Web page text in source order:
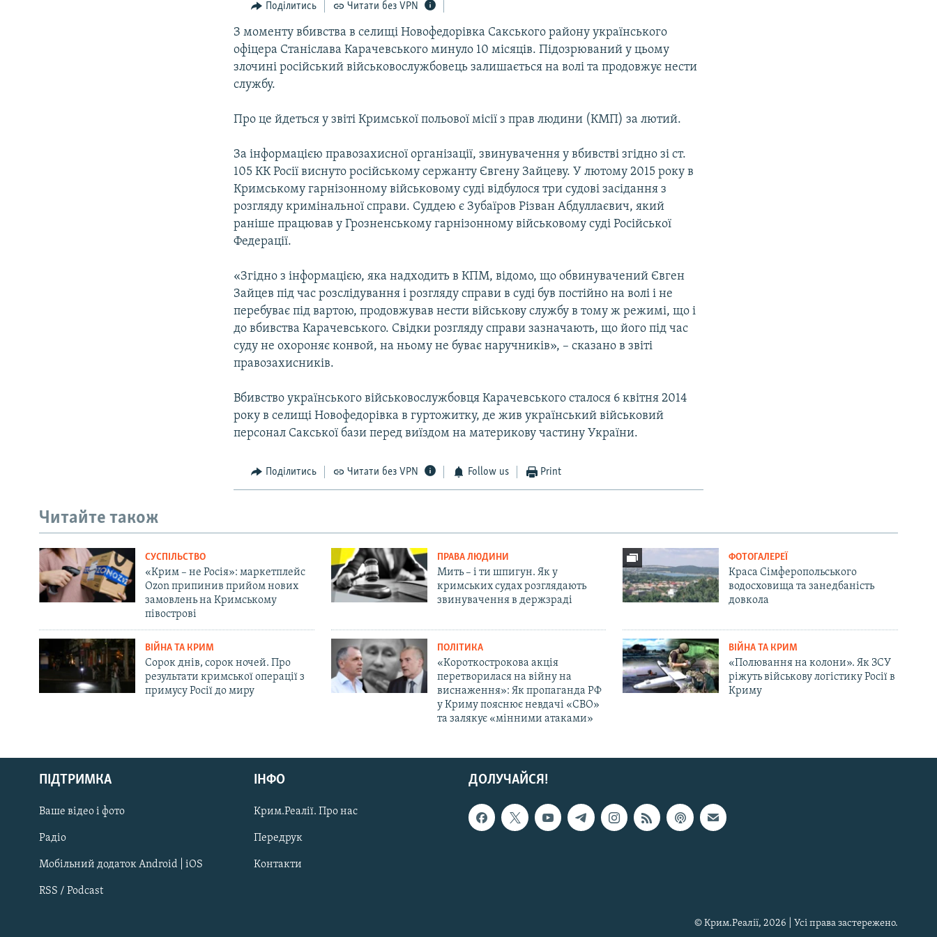
Русский
Qırımtatar
ДОЛУЧАЙСЯ!
Поділитись Читати без VPN
З моменту вбивства в селищі Новофедорівка Сакського району українського
офіцера Станіслава Карачевського минуло 10 місяців. Підозрюваний у цьому
злочині російський військовослужбовець залишається на волі та продовжує нести
службу.
Про це йдеться у звіті Кримської польової місії з прав людини (КМП) за лютий.
За інформацією правозахисної організації, звинувачення у вбивстві згідно зі ст.
105 КК Росії виснуто російському сержанту Євгену Зайцеву. У лютому 2015 року в
Кримському гарнізонному військовому суді відбулося три судові засідання з
розгляду кримінальної справи. Суддею є Зубаїров Різван Абдуллаєвич, який
раніше працював у Грозненському гарнізонному військовому суді Російської
Федерації.
«Згідно з інформацією, яка надходить в КПМ, відомо, що обвинувачений Євген
Зайцев під час розслідування і розгляду справи в суді був постійно на волі і не
перебуває під вартою, продовжував нести військову службу в тому ж режимі, що і
до вбивства Карачевського. Свідки розгляду справи зазначають, що його під час
суду не охороняє конвой, на ньому не буває наручників», – сказано в звіті
правозахисників.
Вбивство українського військовослужбовця Карачевського сталося 6 квітня 2014
року в селищі Новофедорівка в гуртожитку, де жив український військовий
персонал Сакської бази перед виїздом на материкову частину України.
Поділитись Читати без VPN Follow us Print
Читайте також
СУСПІЛЬСТВО
«Крим – не Росія»: маркетплейс
Ozon припинив прийом нових
замовлень на Кримському
півострові
ПРАВА ЛЮДИНИ
Мить – і ти шпигун. Як у
кримських судах розглядають
звинувачення в держзраді
ФОТОГАЛЕРЕЇ
Краса Сімферопольського
водосховища та занедбаність
довкола
ВІЙНА ТА КРИМ
Сорок днів, сорок ночей. Про
результати кримської операції з
примусу Росії до миру
ПОЛІТИКА
«Короткострокова акція
перетворилася на війну на
виснаження»: Як пропаганда РФ
у Криму пояснює невдачі «СВО»
та залякує «мінними атаками»
ВІЙНА ТА КРИМ
«Полювання на колони». Як ЗСУ
ріжуть військову логістику Росії в
Криму
ДОЛУЧАЙСЯ!
ПІДТРИМКА
Ваше відео і фото
Радіо
Мобільний додаток Android | iOS
RSS / Podcast
ІНФО
Крим.Реалії. Про нас
Передрук
Контакти
© Крим.Реалії, 2026 | Усі права застережено.